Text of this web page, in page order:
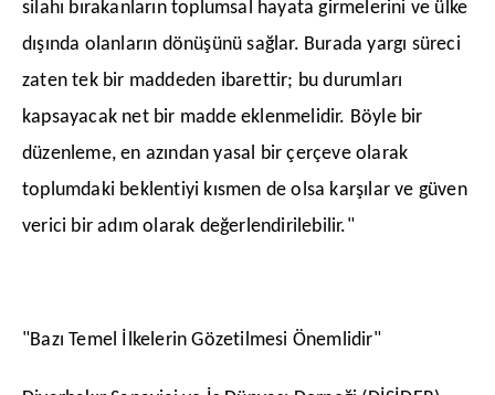
silahı bırakanların toplumsal hayata girmelerini ve ülke
dışında olanların dönüşünü sağlar. Burada yargı süreci
zaten tek bir maddeden ibarettir; bu durumları
kapsayacak net bir madde eklenmelidir. Böyle bir
düzenleme, en azından yasal bir çerçeve olarak
toplumdaki beklentiyi kısmen de olsa karşılar ve güven
verici bir adım olarak değerlendirilebilir."
"Bazı Temel İlkelerin Gözetilmesi Önemlidir"